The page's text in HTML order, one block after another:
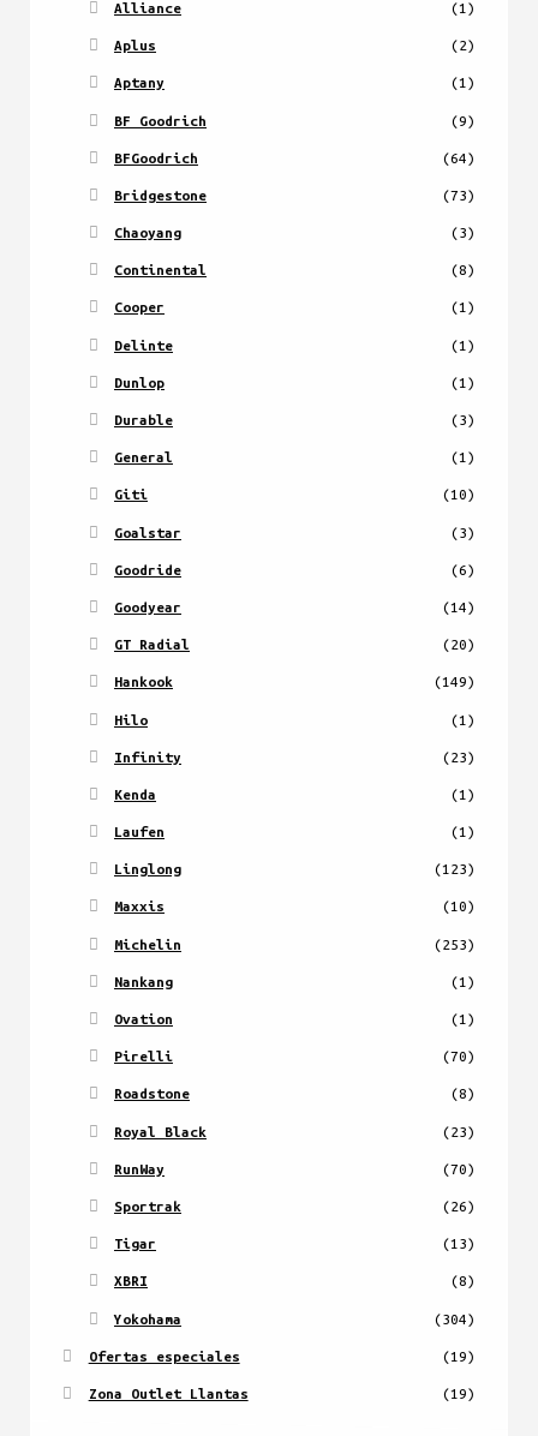
Alliance (1)
Aplus (2)
Aptany (1)
BF Goodrich (9)
BFGoodrich (64)
Bridgestone (73)
Chaoyang (3)
Continental (8)
Cooper (1)
Delinte (1)
Dunlop (1)
Durable (3)
General (1)
Giti (10)
Goalstar (3)
Goodride (6)
Goodyear (14)
GT Radial (20)
Hankook (149)
Hilo (1)
Infinity (23)
Kenda (1)
Laufen (1)
Linglong (123)
Maxxis (10)
Michelin (253)
Nankang (1)
Ovation (1)
Pirelli (70)
Roadstone (8)
Royal Black (23)
RunWay (70)
Sportrak (26)
Tigar (13)
XBRI (8)
Yokohama (304)
Ofertas especiales (19)
Zona Outlet Llantas (19)